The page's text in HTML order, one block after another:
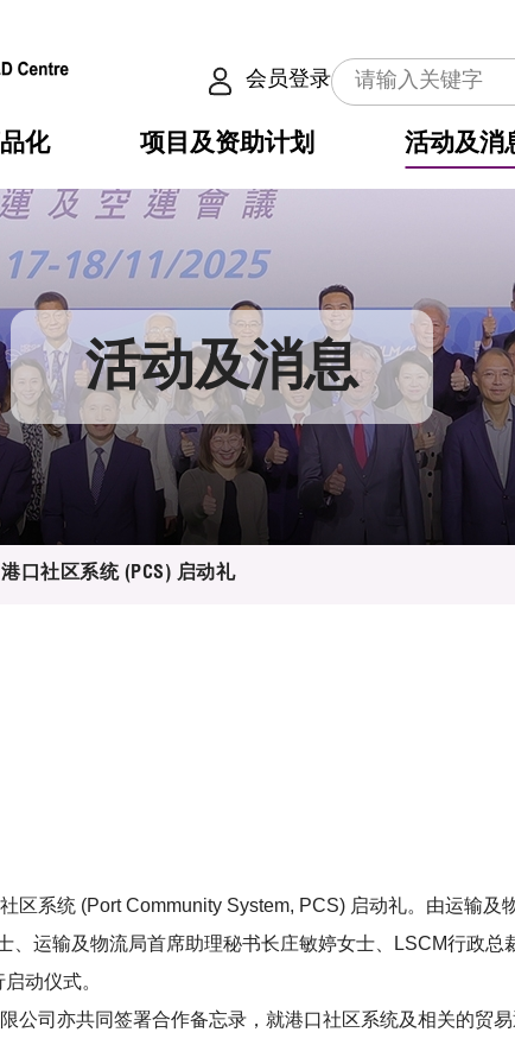
会员登录
化
术
务之创新技术
项目及资助计划
计划书
活动及消
活动及消息
港口社区系统 (PCS) 启动礼
区系统 (Port Community System, PCS) 启动礼。由运输
运输及物流局首席助理秘书长庄敏婷女士、LSCM行政
动仪式。
公司亦共同签署合作备忘录，就港口社区系统及相关的贸